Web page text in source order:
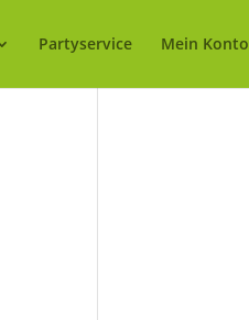
Partyservice Mein Konto